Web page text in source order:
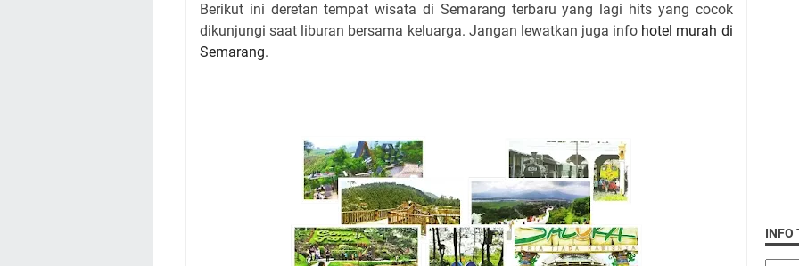
Berikut ini deretan tempat wisata di Semarang terbaru yang lagi hits yang cocok
dikunjungi saat liburan bersama keluarga. Jangan lewatkan juga info hotel murah di
Semarang.
INFO